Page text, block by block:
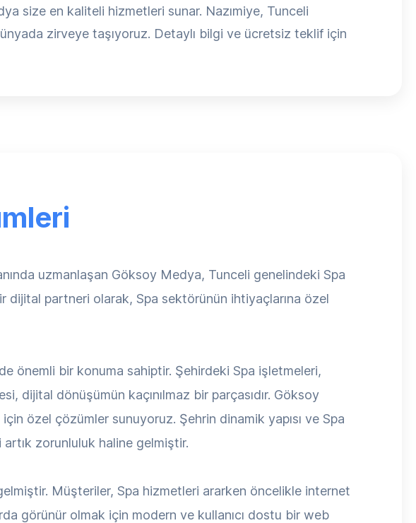
size en kaliteli hizmetleri sunar. Nazımiye, Tunceli
zirveye taşıyoruz. Detaylı bilgi ve ücretsiz teklif için
uzmanlaşan Göksoy Medya, Tunceli genelindeki Spa
partneri olarak, Spa sektörünün ihtiyaçlarına özel
önemli bir konuma sahiptir. Şehirdeki Spa işletmeleri,
dijital dönüşümün kaçınılmaz bir parçasıdır. Göksoy
özel çözümler sunuyoruz. Şehrin dinamik yapısı ve Spa
zorunluluk haline gelmiştir.
Müşteriler, Spa hizmetleri ararken öncelikle internet
görünür olmak için modern ve kullanıcı dostu bir web